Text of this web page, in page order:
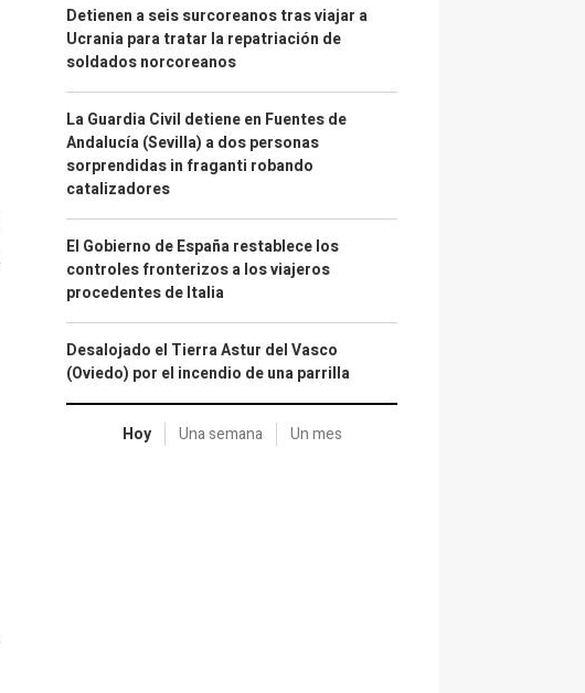
Detienen a seis surcoreanos tras viajar a
Ucrania para tratar la repatriación de
soldados norcoreanos
La Guardia Civil detiene en Fuentes de
Andalucía (Sevilla) a dos personas
sorprendidas in fraganti robando
catalizadores
El Gobierno de España restablece los
controles fronterizos a los viajeros
procedentes de Italia
Desalojado el Tierra Astur del Vasco
(Oviedo) por el incendio de una parrilla
Hoy Una semana Un mes